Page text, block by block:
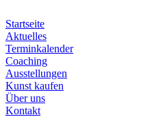
Inhalt
springen
Startseite
Aktuelles
Terminkalender
Coaching
Ausstellungen
Kunst kaufen
Über uns
Kontakt